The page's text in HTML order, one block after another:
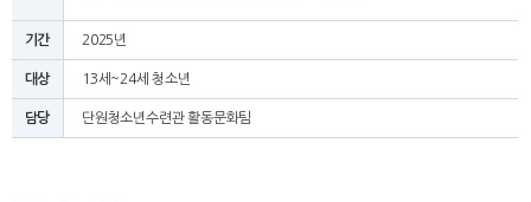
기간 2025년
대상 13세~24세 청소년
담당 단원청소년수련관 활동문화팀